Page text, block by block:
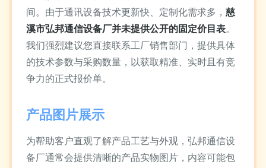
间。由于通讯设备技术更新快、定制化需求多， 慈
溪市弘邦通信设备厂并未提供公开的固定价目表。
我们强烈建议您直接联系工厂销售部门，提供具体
的技术参数与采购数量，以获取精准、实时且有竞
争力的正式报价单。
产品图片展示
为帮助客户直观了解产品工艺与外观，弘邦通信设
备厂通常会提供清晰的产品实物图片，内容可能包